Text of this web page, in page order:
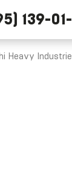
139-
Heavy